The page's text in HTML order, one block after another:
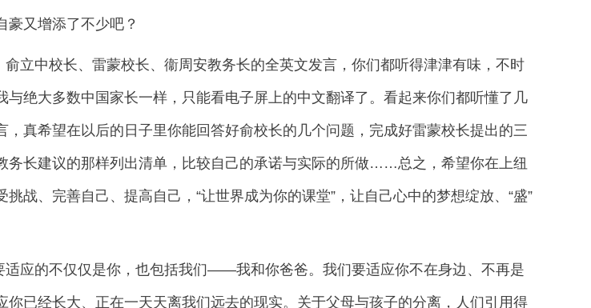
豪又增添了不少吧？
俞立中校长、雷蒙校长、衞周安教务长的全英文发言，你们都听得津津有味，不时
与绝大多数中国家长一样，只能看电子屏上的中文翻译了。看起来你们都听懂了几
，真希望在以后的日子里你能回答好俞校长的几个问题，完成好雷蒙校长提出的三
务长建议的那样列出清单，比较自己的承诺与实际的所做……总之，希望你在上纽
挑战、完善自己、提高自己，“让世界成为你的课堂”，让自己心中的梦想绽放、“盛”
适应的不仅仅是你，也包括我们——我和你爸爸。我们要适应你不在身边、不再是
你已经长大、正在一天天离我们远去的现实。关于父母与孩子的分离，人们引用得